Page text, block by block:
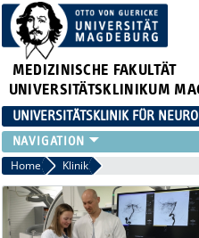
MEDIZINISCHE FAKULTÄT
UNIVERSITÄTSKLINIKUM
UNIVERSITÄTSKLINIK FÜR
KLINIK
NEUVANET SAN
ZUWEISER*INNEN/
TEAM
Home Klinik